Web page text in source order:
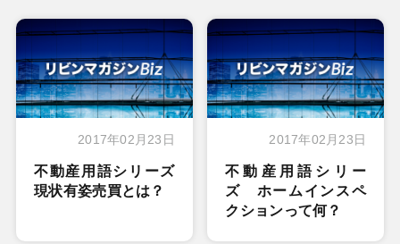
2017年02月23日
不動産用語シリーズ
現状有姿売買とは？
2017年02月23日
不動産用語シリー
ズ ホームインスペ
クションって何？